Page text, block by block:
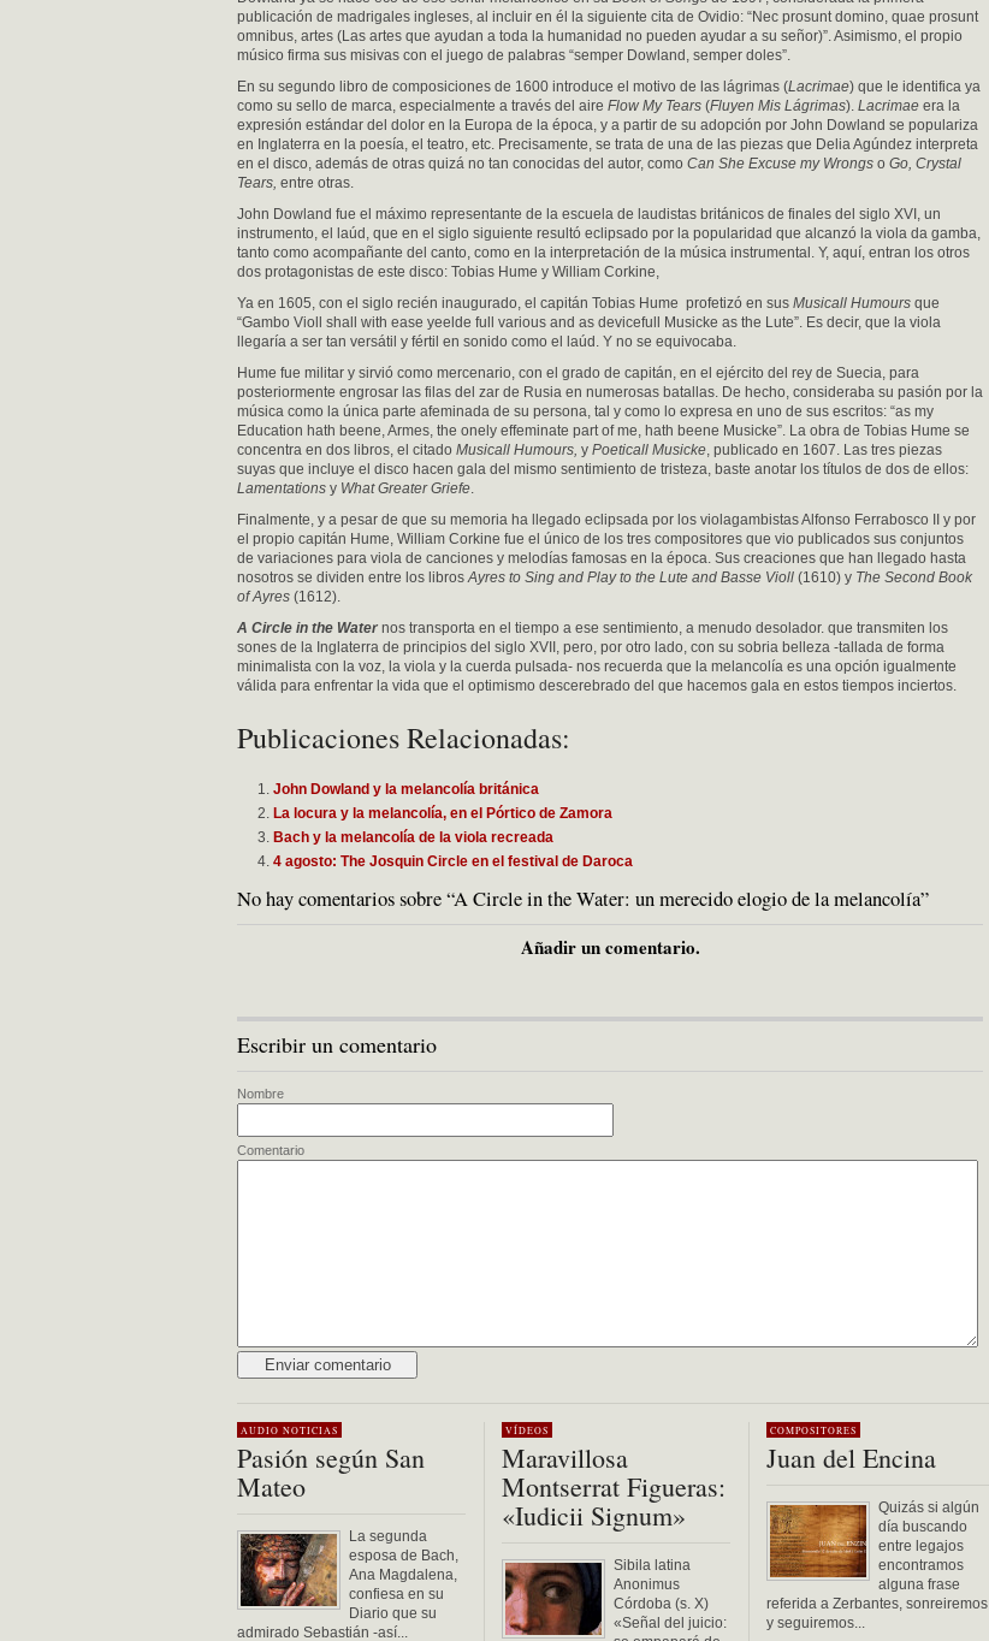
publicación de madrigales ingleses, al incluir en él la siguiente cita de Ovidio: “Nec prosunt domino, quae prosunt
omnibus, artes (Las artes que ayudan a toda la humanidad no pueden ayudar a su señor)”. Asimismo, el propio
músico firma sus misivas con el juego de palabras “semper Dowland, semper doles”.
En su segundo libro de composiciones de 1600 introduce el motivo de las lágrimas (Lacrimae) que le identifica ya
como su sello de marca, especialmente a través del aire Flow My Tears (Fluyen Mis Lágrimas). Lacrimae era la
expresión estándar del dolor en la Europa de la época, y a partir de su adopción por John Dowland se populariza
en Inglaterra en la poesía, el teatro, etc. Precisamente, se trata de una de las piezas que Delia Agúndez interpreta
en el disco, además de otras quizá no tan conocidas del autor, como Can She Excuse my Wrongs o Go, Crystal
Tears, entre otras.
John Dowland fue el máximo representante de la escuela de laudistas británicos de finales del siglo XVI, un
instrumento, el laúd, que en el siglo siguiente resultó eclipsado por la popularidad que alcanzó la viola da gamba,
tanto como acompañante del canto, como en la interpretación de la música instrumental. Y, aquí, entran los otros
dos protagonistas de este disco: Tobias Hume y William Corkine,
Ya en 1605, con el siglo recién inaugurado, el capitán Tobias Hume profetizó en sus Musicall Humours que
“Gambo Violl shall with ease yeelde full various and as devicefull Musicke as the Lute”. Es decir, que la viola
llegaría a ser tan versátil y fértil en sonido como el laúd. Y no se equivocaba.
Hume fue militar y sirvió como mercenario, con el grado de capitán, en el ejército del rey de Suecia, para
posteriormente engrosar las filas del zar de Rusia en numerosas batallas. De hecho, consideraba su pasión por la
música como la única parte afeminada de su persona, tal y como lo expresa en uno de sus escritos: “as my
Education hath beene, Armes, the onely effeminate part of me, hath beene Musicke”. La obra de Tobias Hume se
concentra en dos libros, el citado Musicall Humours, y Poeticall Musicke, publicado en 1607. Las tres piezas
suyas que incluye el disco hacen gala del mismo sentimiento de tristeza, baste anotar los títulos de dos de ellos:
Lamentations y What Greater Griefe.
Finalmente, y a pesar de que su memoria ha llegado eclipsada por los violagambistas Alfonso Ferrabosco II y por
el propio capitán Hume, William Corkine fue el único de los tres compositores que vio publicados sus conjuntos
de variaciones para viola de canciones y melodías famosas en la época. Sus creaciones que han llegado hasta
nosotros se dividen entre los librosAyres to Sing and Play to the Lute and Basse Violl (1610) y The Second Book
of Ayres (1612).
A Circle in the Water nos transporta en el tiempo a ese sentimiento, a menudo desolador. que transmiten los
sones de la Inglaterra de principios del siglo XVII, pero, por otro lado, con su sobria belleza -tallada de forma
minimalista con la voz, la viola y la cuerda pulsada- nos recuerda que la melancolía es una opción igualmente
válida para enfrentar la vida que el optimismo descerebrado del que hacemos gala en estos tiempos inciertos.
Publicaciones Relacionadas:
John Dowland y la melancolía británica
La locura y la melancolía, en el Pórtico de Zamora
Bach y la melancolía de la viola recreada
4 agosto: The Josquin Circle en el festival de Daroca
No hay comentarios sobre “A Circle in the Water: un merecido elogio de la melancolía”
Añadir un comentario.
Escribir un comentario
Nombre
Comentario
AUDIO NOTICIAS
Pasión según San
Mateo
La segunda
esposa de Bach,
Ana Magdalena,
confiesa en su
Diario que su
admirado Sebastián -así...
VÍDEOS
Maravillosa
Montserrat Figueras:
«Iudicii Signum»
Sibila latina
Anonimus
Córdoba (s. X)
«Señal del juicio:
COMPOSITORES
Juan del Encina
Quizás si algún
día buscando
entre legajos
encontramos
alguna frase
referida a Zerbantes, sonreiremos
y seguiremos...